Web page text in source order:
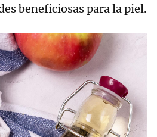
beneficiosas para la piel.